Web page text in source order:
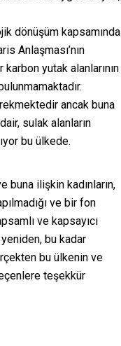
dönüşüm kapsamında
Anlaşması’nın
yutak alanlarının
ancak buna
sulak alanların
bu ülkede.
ilişkin kadınların,
ve bir fon
ve kapsayıcı
bu kadar
bu ülkenin ve
teşekkür